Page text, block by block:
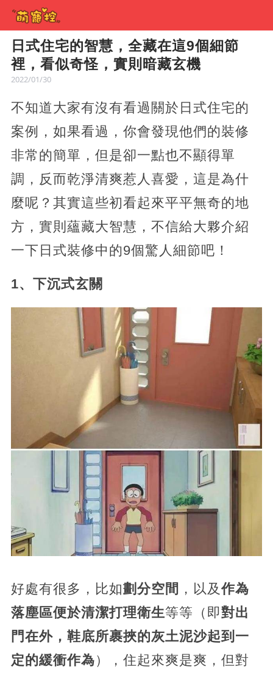
日式住宅的智慧，全藏在這9個細節
裡，看似奇怪，實則暗藏玄機
2022/01/30
不知道大家有沒有看過關於日式住宅的
案例，如果看過，你會發現他們的裝修
非常的簡單，但是卻一點也不顯得單
調，反而乾淨清爽惹人喜愛，這是為什
麼呢？其實這些初看起來平平無奇的地
方，實則蘊藏大智慧，不信給大夥介紹
一下日式裝修中的9個驚人細節吧！
1、下沉式玄關
好處有很多，比如劃分空間 ，以及作為
落塵區便於清潔打理衛生等等（即對出
門在外，鞋底所裹挾的灰土泥沙起到一
定的緩衝作為），住起來爽是爽，但對